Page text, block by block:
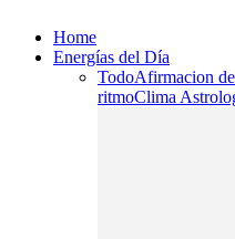
Home
Energías del Día
TodoAfirmacion
ritmoClima